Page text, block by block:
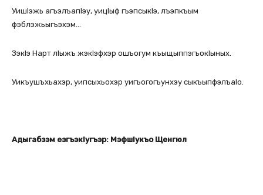
УишІэжь агъэлъапІэу, уицІыф гъэпсыкІэ, лъэпкъым
фэблэжьыгъэхэм…
ЗэкІэ Нарт лІыжъ жэкІэфхэр ошъогум къыщыппэгъокІыных.
Уикъушъхьахэр, уипсыхьохэр уигъогогъунхэу сыкъыпфэлъаІо.
Адыгабзэм езгъэкIугъэр: МэфшIукъо Щенгюл